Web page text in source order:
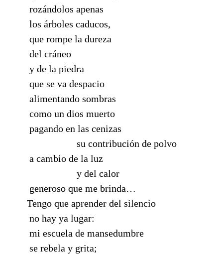
rozándolos apenas
los árboles caducos,
que rompe la dureza
del cráneo
y de la piedra
que se va despacio
alimentando sombras
como un dios muerto
pagando en las cenizas
su contribución de polvo
a cambio de la luz
y del calor
generoso que me brinda…
Tengo que aprender del silencio
no hay ya lugar:
mi escuela de mansedumbre
se rebela y grita;